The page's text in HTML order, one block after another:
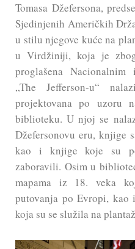
Tomasa Džefersona,
Sjedinjenih Američkih
u stilu njegove kuće na
u Virdžiniji, koja je
proglašena
„The Jefferson-u“
projektovana po uzoru
biblioteku. U njoj se
Džefersonovu eru, knjige
kao i knjige koje su
zaboravili. Osim u
mapama iz 18. veka
putovanja po Evropi,
koja su se služila na